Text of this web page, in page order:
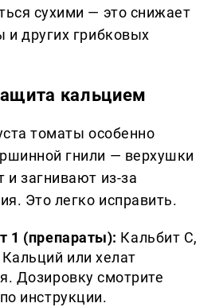
сухими — это снижает
и других грибковых
кальцием
томаты особенно
гнили — верхушки
и загнивают из-за
Это легко исправить.
1 (препараты): Кальбит С,
или хелат
Дозировку смотрите
инструкции.